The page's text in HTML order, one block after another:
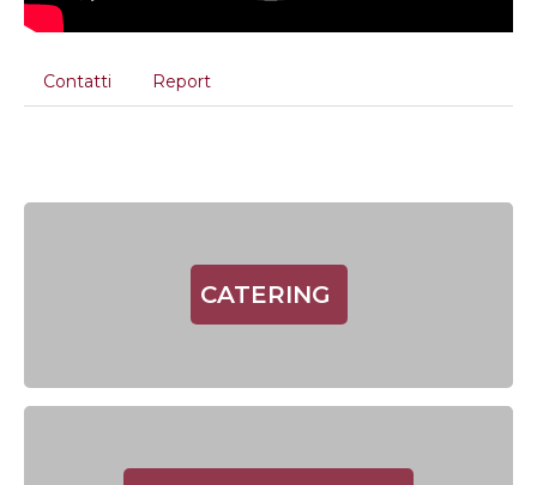
Contatti Report
CATERING